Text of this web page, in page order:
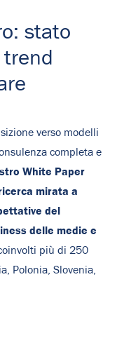
stato
trend
verso modelli
completa e
White Paper
mirata a
del
delle medie e
più di 250
Polonia, Slovenia,